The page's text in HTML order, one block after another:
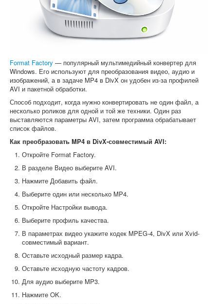
Format Factory — популярный мультимедийный конвертер для
Windows. Его используют для преобразования видео, аудио и
изображений, а в задаче MP4 в DivX он удобен из-за профилей
AVI и пакетной обработки.
Способ подходит, когда нужно конвертировать не один файл, а
несколько роликов для одной и той же техники. Один раз
выставляются параметры AVI, затем программа обрабатывает
список файлов.
Как преобразовать MP4 в DivX-совместимый AVI:
Откройте Format Factory.
В разделе Видео выберите AVI.
Нажмите Добавить файл.
Выберите один или несколько MP4.
Откройте Настройки вывода.
Выберите профиль качества.
В параметрах видео укажите кодек MPEG-4, DivX или Xvid-
совместимый вариант.
Оставьте исходный размер кадра.
Оставьте исходную частоту кадров.
Для аудио выберите MP3.
Нажмите OK.